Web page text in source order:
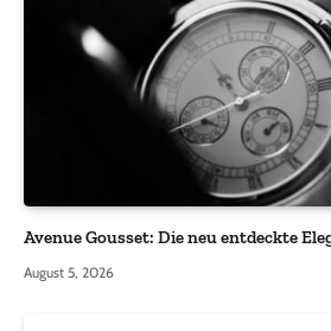
Avenue Gousset: Die neu entdeckte
August 5, 2026